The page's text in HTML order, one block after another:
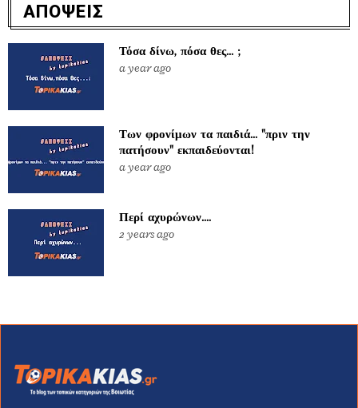
ΑΠΟΨΕΙΣ
Τόσα δίνω, πόσα θες... ;
a year ago
Των φρονίμων τα παιδιά... "πριν την
πατήσουν" εκπαιδεύονται!
a year ago
Περί αχυρώνων....
2 years ago